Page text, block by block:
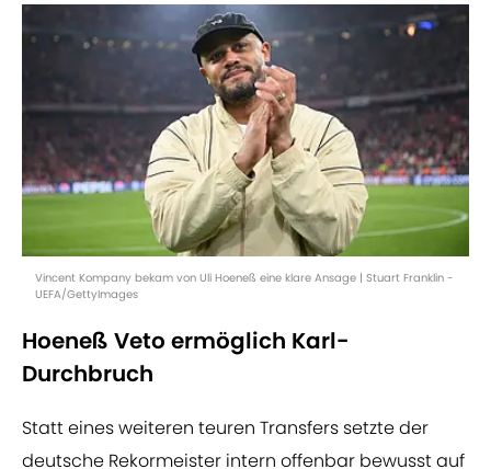
Vincent Kompany bekam von Uli Hoeneß eine klare Ansage | Stuart Franklin -
UEFA/GettyImages
Hoeneß Veto ermöglich Karl-
Durchbruch
Statt eines weiteren teuren Transfers setzte der
deutsche Rekormeister intern offenbar bewusst auf